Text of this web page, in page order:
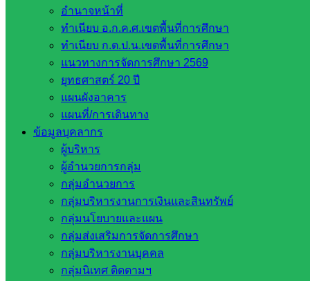
อำนาจหน้าที่
ทำเนียบ อ.ก.ค.ศ.เขตพื้นที่การศึกษา
ทำเนียบ ก.ต.ป.น.เขตพื้นที่การศึกษา
แนวทางการจัดการศึกษา 2569
ยุทธศาสตร์ 20 ปี
แผนผังอาคาร
แผนที่/การเดินทาง
ข้อมูลบุคลากร
ผู้บริหาร
ผู้อำนวยการกลุ่ม
กลุ่มอำนวยการ
กลุ่มบริหารงานการเงินและสินทรัพย์
กลุ่มนโยบายและแผน
กลุ่มส่งเสริมการจัดการศึกษา
กลุ่มบริหารงานบุคคล
กลุ่มนิเทศ ติดตามฯ
การประชุมสร้างความเข้าใจการติดตาม
ประเมินผลการบริหารและการจัดการ
ศึกษาขั้นพื้นฐาน ของสำนักงานคณะ
กรรมการการศึกษาขั้นพื้นฐาน ประจำ
ปีงบประมาณ พ.ศ. 2566 ระหว่างวันที่ 9 –
10 กุมภาพันธ์ 2566 เวลา 08.30 – 16.30
น. ณ ห้องประชุม สพฐ. 1 (อาคาร สพฐ. 4
กุมภาพันธ์ 9, 2023
กลุ่มนโยบายและแผน